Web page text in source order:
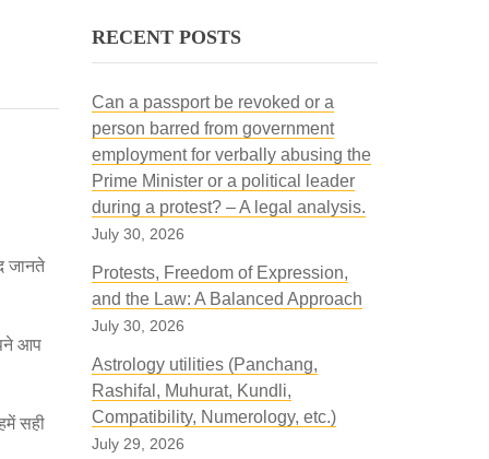
जानते
आप
सही
RECENT POSTS
Can a passport be revoked or a
person barred from government
employment for verbally abusing the
Prime Minister or a political leader
during a protest? – A legal analysis.
July 30, 2026
Protests, Freedom of Expression,
and the Law: A Balanced Approach
July 30, 2026
Astrology utilities (Panchang,
Rashifal, Muhurat, Kundli,
Compatibility, Numerology, etc.)
July 29, 2026